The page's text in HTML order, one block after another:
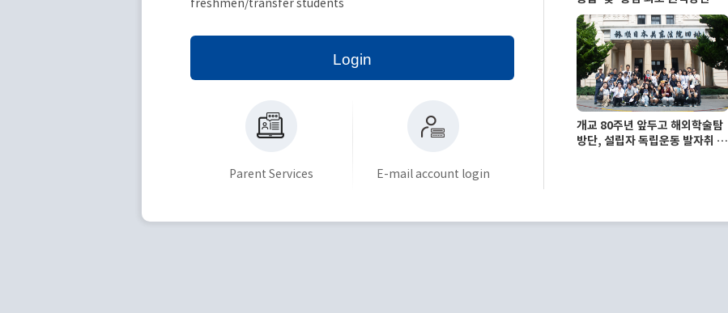
Login
Parent Services E-mail account login
급의료센터’ 지정
개교 80주년 앞두고 해외학술탐
방단, 설립자 독립운동 발자취 따